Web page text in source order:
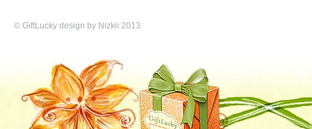
© GiftLucky design by Nizkii 2013